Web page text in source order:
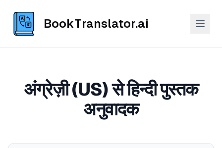
BookTranslator.ai
अंग्रेज़ी (US) से हिन्दी पुस्तक
अनुवादक